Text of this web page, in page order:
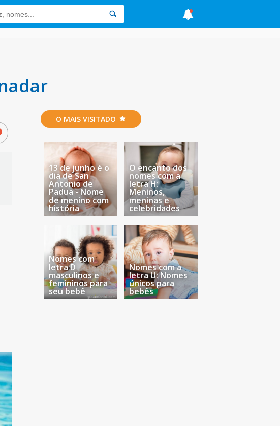
O MAIS VISITADO
13 de junho é o
dia de San
Antonio de
Padua - Nome
de menino com
história
O encanto dos
nomes com a
letra H:
Meninos,
meninas e
celebridades
Nomes com
letra D
masculinos e
femininos para
seu bebê
Nomes com a
letra U: Nomes
únicos para
bebês